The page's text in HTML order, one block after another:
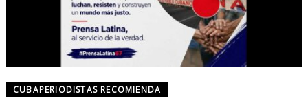
CUBAPERIODISTAS RECOMIENDA